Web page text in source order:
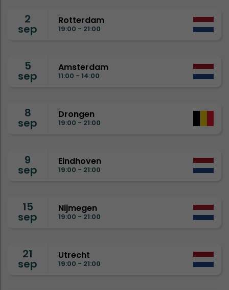
2
sep
Rotterdam
19:00 - 21:00
5
sep
Amsterdam
11:00 - 14:00
8
sep
Drongen
19:00 - 21:00
9
sep
Eindhoven
19:00 - 21:00
15
sep
Nijmegen
19:00 - 21:00
21
sep
Utrecht
19:00 - 21:00